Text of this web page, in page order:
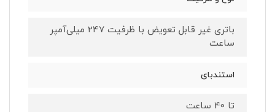
باتری غیر قابل تعویض با ظرفیت 247 میلی‌آمپر
ساعت
استندبای
تا 40 ساعت